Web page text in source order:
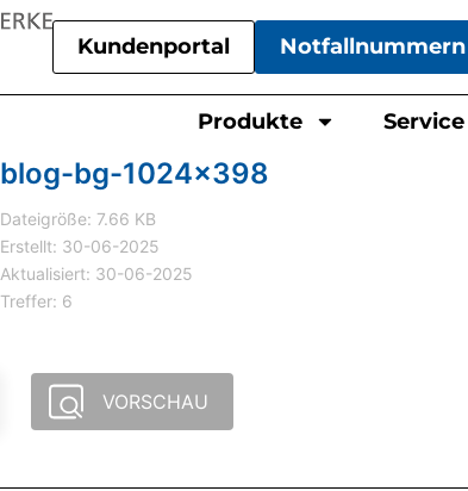
Kundenportal Notfallnummern
Produkte Service
blog-bg-1024x398
Dateigröße: 7.66 KB
Erstellt: 30-06-2025
Aktualisiert: 30-06-2025
Treffer: 6
VORSCHAU